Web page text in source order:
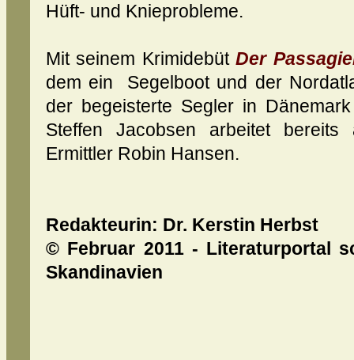
Hüft- und Knieprobleme.
Mit seinem KrimidebütDer
dem ein Segelboot und der
der begeisterte Segler in
Steffen Jacobsen arbeitet
Ermittler Robin Hansen.
Redakteurin: Dr. Kerstin Herbst
© Februar 2011 - Literaturportal
Skandinavien